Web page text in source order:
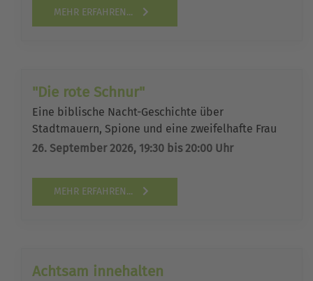
MEHR ERFAHREN...
"Die rote Schnur"
Eine biblische Nacht-Geschichte über
Stadtmauern, Spione und eine zweifelhafte Frau
26. September 2026, 19:30 bis 20:00 Uhr
MEHR ERFAHREN...
Achtsam innehalten